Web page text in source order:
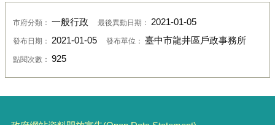
市府分類： 一般行政 最後異動日期： 2021-01-05
發布日期： 2021-01-05 發布單位： 臺中市龍井區戶政事務所
點閱次數： 925